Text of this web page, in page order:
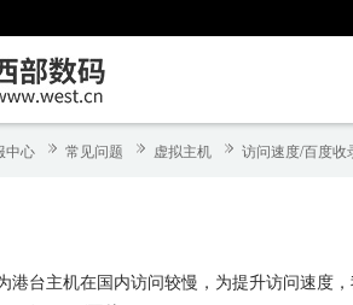
中心 常见问题 虚拟主机 访问速度/百度收
港台主机在国内访问较慢，为提升访问速度